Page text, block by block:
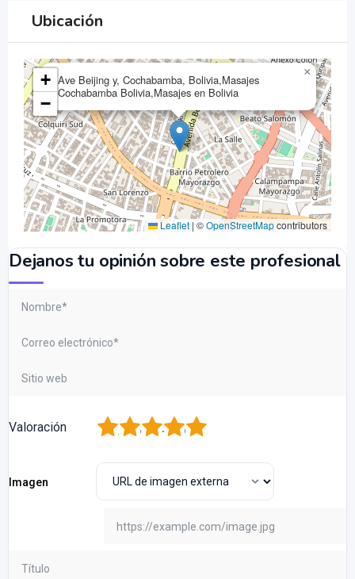
Ubicación
Ave Beijing y, Cochabamba, Bolivia,Masajes
Cochabamba Bolivia,Masajes en Bolivia
×
+
−
Leaflet | ©OpenStreetMapcontributors
Dejanos tu opinión sobre este profesional
Valoración 5
4
3
2
Imagen